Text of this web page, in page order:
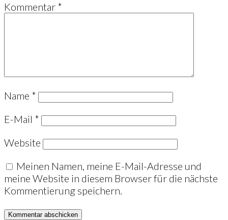
Kommentar *
Name *
E-Mail *
Website
Meinen Namen, meine E-Mail-Adresse und
meine Website in diesem Browser für die nächste
Kommentierung speichern.